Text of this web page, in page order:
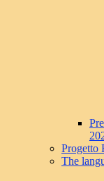
Progetto
The